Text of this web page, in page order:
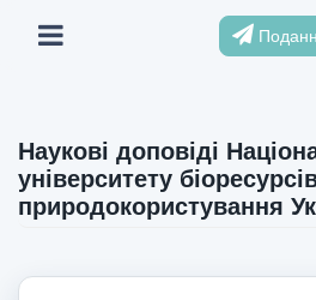
Наукові доповіді
університету
природокористування